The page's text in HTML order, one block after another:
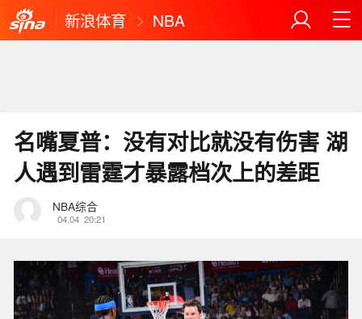
新浪体育 NBA
名嘴夏普：没有对比就没有伤害 湖
人遇到雷霆才暴露档次上的差距
NBA综合
04.04 20:21